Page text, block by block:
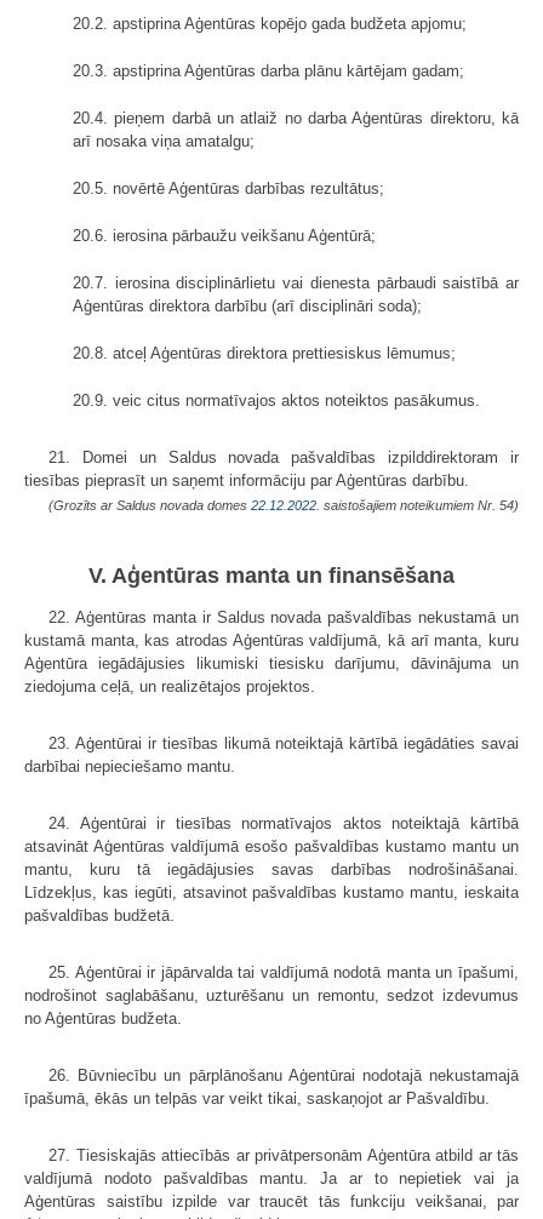
20.2. apstiprina Aģentūras kopējo gada budžeta apjomu;
20.3. apstiprina Aģentūras darba plānu kārtējam gadam;
20.4. pieņem darbā un atlaiž no darba Aģentūras direktoru, kā
arī nosaka viņa amatalgu;
20.5. novērtē Aģentūras darbības rezultātus;
20.6. ierosina pārbaužu veikšanu Aģentūrā;
20.7. ierosina disciplinārlietu vai dienesta pārbaudi saistībā ar
Aģentūras direktora darbību (arī disciplināri soda);
20.8. atceļ Aģentūras direktora prettiesiskus lēmumus;
20.9. veic citus normatīvajos aktos noteiktos pasākumus.
21. Domei un Saldus novada pašvaldības izpilddirektoram ir
tiesības pieprasīt un saņemt informāciju par Aģentūras darbību.
(Grozīts ar Saldus novada domes 22.12.2022. saistošajiem noteikumiem Nr. 54)
V. Aģentūras manta un finansēšana
22. Aģentūras manta ir Saldus novada pašvaldības nekustamā un
kustamā manta, kas atrodas Aģentūras valdījumā, kā arī manta, kuru
Aģentūra iegādājusies likumiski tiesisku darījumu, dāvinājuma un
ziedojuma ceļā, un realizētajos projektos.
23. Aģentūrai ir tiesības likumā noteiktajā kārtībā iegādāties savai
darbībai nepieciešamo mantu.
24. Aģentūrai ir tiesības normatīvajos aktos noteiktajā kārtībā
atsavināt Aģentūras valdījumā esošo pašvaldības kustamo mantu un
mantu, kuru tā iegādājusies savas darbības nodrošināšanai.
Līdzekļus, kas iegūti, atsavinot pašvaldības kustamo mantu, ieskaita
pašvaldības budžetā.
25. Aģentūrai ir jāpārvalda tai valdījumā nodotā manta un īpašumi,
nodrošinot saglabāšanu, uzturēšanu un remontu, sedzot izdevumus
no Aģentūras budžeta.
26. Būvniecību un pārplānošanu Aģentūrai nodotajā nekustamajā
īpašumā, ēkās un telpās var veikt tikai, saskaņojot ar Pašvaldību.
27. Tiesiskajās attiecībās ar privātpersonām Aģentūra atbild ar tās
valdījumā nodoto pašvaldības mantu. Ja ar to nepietiek vai ja
Aģentūras saistību izpilde var traucēt tās funkciju veikšanai, par